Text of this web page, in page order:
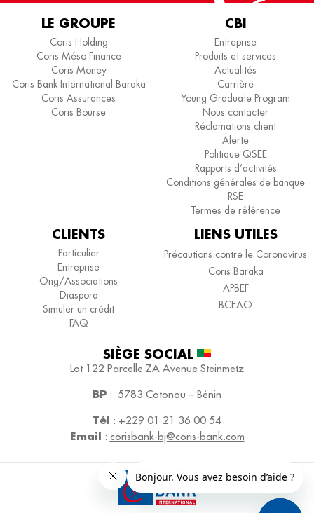
LE GROUPE
Coris Holding
Coris Méso Finance
Coris Money
Coris Bank International Baraka
Coris Assurances
Coris Bourse
CBI
Entreprise
Produits et services
Actualités
Carrière
Young Graduate Program
Nous contacter
Réclamations client
Alerte
Politique QSEE
Rapports d’activités
Conditions générales de banque
RSE
Termes de référence
CLIENTS
Particulier
Entreprise
Ong/Associations
Diaspora
Simuler un crédit
FAQ
LIENS UTILES
Précautions contre le Coronavirus
Coris Baraka
APBEF
BCEAO
SIÈGE SOCIAL​
Lot 122 Parcelle ZA Avenue Steinmetz
BP : 5783 Cotonou – Bénin
Tél : +229 01 21 36 00 54
Email : corisbank-bj@coris-bank.com